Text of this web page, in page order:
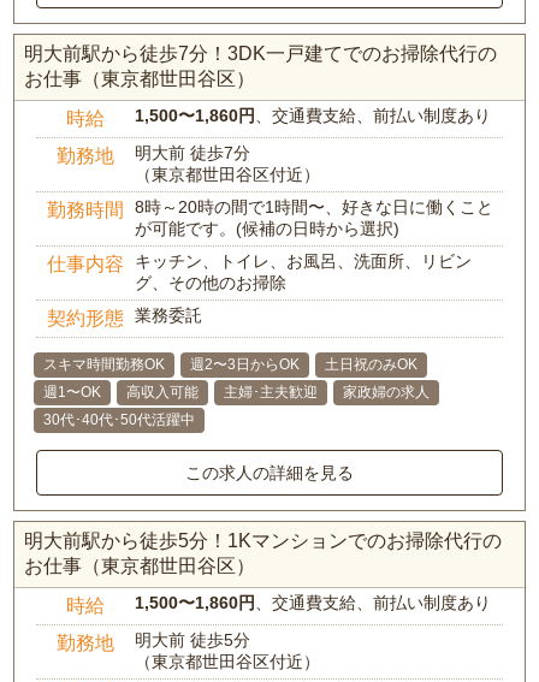
明大前駅から徒歩7分！3DK一戸建てでのお掃除代行の
お仕事（東京都世田谷区）
時給 1,500〜1,860円 、交通費支給、前払い制度あり
勤務地
明大前 徒歩7分
（東京都世田谷区付近）
勤務時間
8時～20時の間で1時間〜、好きな日に働くこと
が可能です。(候補の日時から選択)
仕事内容
キッチン、トイレ、お風呂、洗面所、リビン
グ、その他のお掃除
契約形態 業務委託
スキマ時間勤務OK 週2〜3日からOK
土日祝のみOK
週1〜OK
高収入可能 主婦･主夫歓迎
家政婦の求人
30代･40代･50代活躍中
この求人の詳細を見る
明大前駅から徒歩5分！1Kマンションでのお掃除代行の
お仕事（東京都世田谷区）
時給 1,500〜1,860円 、交通費支給、前払い制度あり
勤務地
明大前 徒歩5分
（東京都世田谷区付近）